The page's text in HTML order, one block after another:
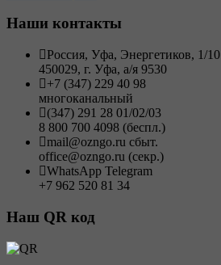
Наши контакты
Россия, Уфа, Энергетиков, 1/10
450029, г. Уфа, а/я 9530
+7 (347) 229 40 98
многоканальный
(347) 291 28 01/02/03
8 800 700 4098 (беспл.)
mail@ozngo.ru сбыт.
office@ozngo.ru (секр.)
WhatsApp Telegram
+7 962 520 81 34
Наш QR код